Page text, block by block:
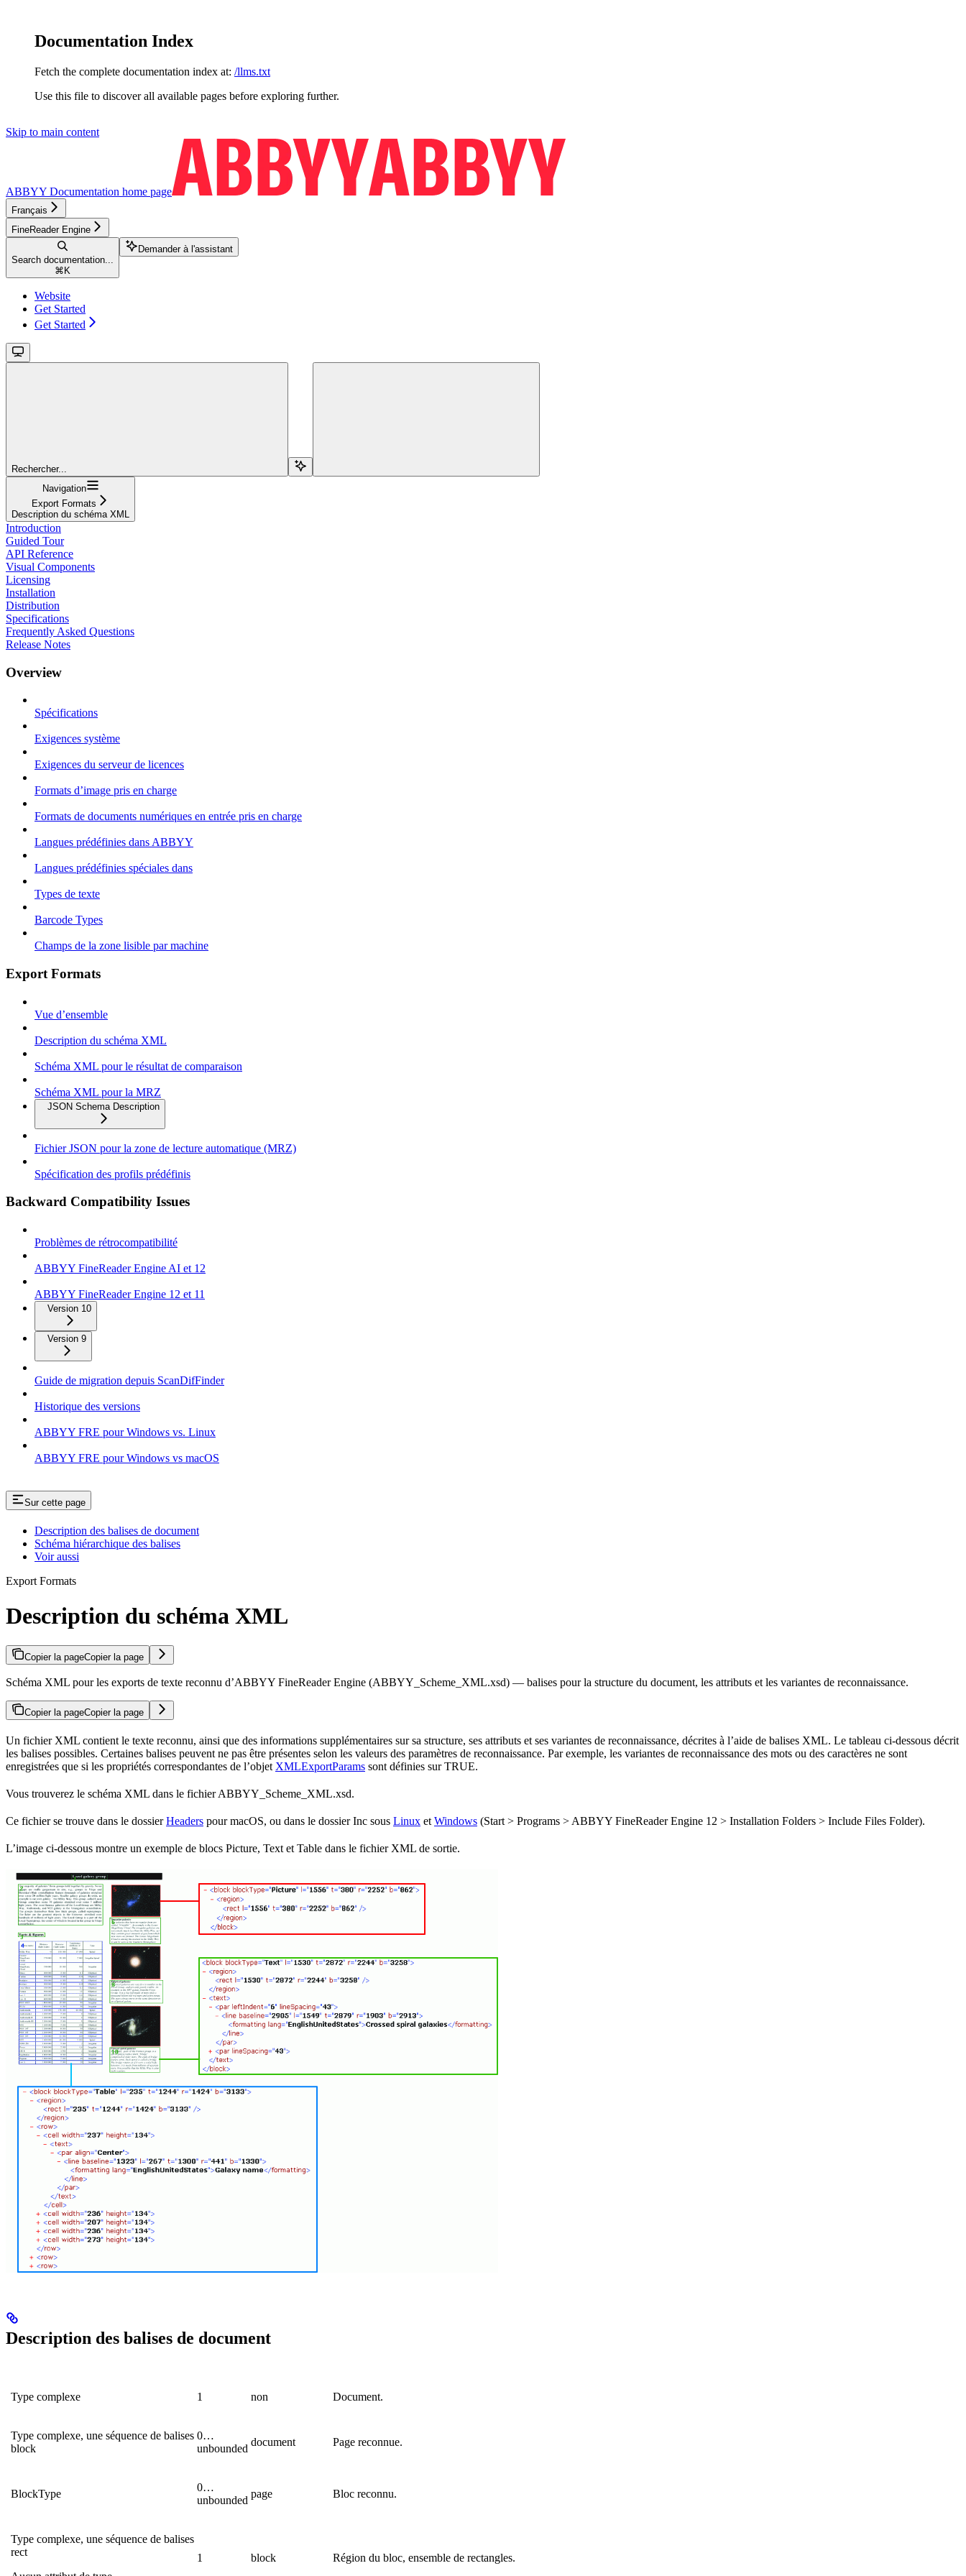
Documentation Index
Fetch the complete documentation index at: /llms.txt
Use this file to discover all available pages before exploring further.
Skip to main content
ABBYY Documentation home page
Français
FineReader Engine
Search documentation...
⌘ K
Demander à l'assistant
Website
Get Started
Get Started
Rechercher...
Navigation
Export Formats
Description du schéma XML
Introduction
Guided Tour
API Reference
Visual Components
Licensing
Installation
Distribution
Specifications
Frequently Asked Questions
Release Notes
Overview
Spécifications
Exigences système
Exigences du serveur de licences
Formats d’image pris en charge
Formats de documents numériques en entrée pris en charge
Langues prédéfinies dans ABBYY
Langues prédéfinies spéciales dans
Types de texte
Barcode Types
Champs de la zone lisible par machine
Export Formats
Vue d’ensemble
Description du schéma XML
Schéma XML pour le résultat de comparaison
Schéma XML pour la MRZ
JSON Schema Description
Fichier JSON pour la zone de lecture automatique (MRZ)
Spécification des profils prédéfinis
Backward Compatibility Issues
Problèmes de rétrocompatibilité
ABBYY FineReader Engine AI et 12
ABBYY FineReader Engine 12 et 11
Version 10
Version 9
Guide de migration depuis ScanDifFinder
Historique des versions
ABBYY FRE pour Windows vs. Linux
ABBYY FRE pour Windows vs macOS
Sur cette page
Description des balises de document
Schéma hiérarchique des balises
Voir aussi
Export Formats
Description du schéma XML
Copier la pageCopier la page
Schéma XML pour les exports de texte reconnu d’ABBYY FineReader Engine (ABBYY_Scheme_XML.xsd) — balises pour la structure du document, les attributs et les variantes de reconnaissance.
Copier la pageCopier la page
Un fichier XML contient le texte reconnu, ainsi que des informations supplémentaires sur sa structure, ses attributs et ses variantes de reconnaissance, décrites à l’aide de balises XML. Le tableau ci-dessous décrit
les balises possibles. Certaines balises peuvent ne pas être présentes selon les valeurs des paramètres de reconnaissance. Par exemple, les variantes de reconnaissance des mots ou des caractères ne sont
enregistrées que si les propriétés correspondantes de l’objet XMLExportParams sont définies sur TRUE.
Vous trouverez le schéma XML dans le fichier ABBYY_Scheme_XML.xsd.
Ce fichier se trouve dans le dossierHeaders pour macOS, ou dans le dossier Inc sous Linux et Windows (Start > Programs > ABBYY FineReader Engine 12 > Installation Folders > Include Files Folder).
L’image ci-dessous montre un exemple de blocs Picture, Text et Table dans le fichier XML de sortie.
Description des balises de document
Type complexe 1 non Document.
Type complexe, une séquence de balises
block
0…
unbounded
document Page reconnue.
BlockType
0…
unbounded
page Bloc reconnu.
Type complexe, une séquence de balises
rect
1 block Région du bloc, ensemble de rectangles.